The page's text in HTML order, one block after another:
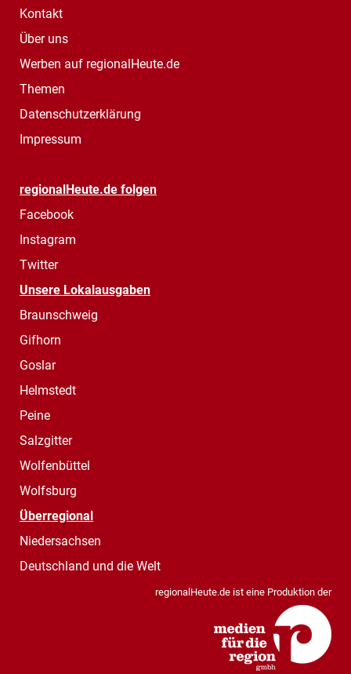
Kontakt
Über uns
Werben auf regionalHeute.de
Themen
Datenschutzerklärung
Impressum
regionalHeute.de folgen
Facebook
Instagram
Twitter
Unsere Lokalausgaben
Braunschweig
Gifhorn
Goslar
Helmstedt
Peine
Salzgitter
Wolfenbüttel
Wolfsburg
Überregional
Niedersachsen
Deutschland und die Welt
regionalHeute.de ist eine Produktion der